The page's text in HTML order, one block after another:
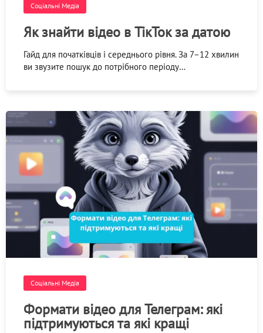
Соціальні Медіа
Як знайти відео в ТікТок за датою
Гайд для початківців і середнього рівня. За 7–12 хвилин
ви звузите пошук до потрібного періоду…
Соціальні Медіа
Формати відео для Телеграм: які
підтримуються та які кращі